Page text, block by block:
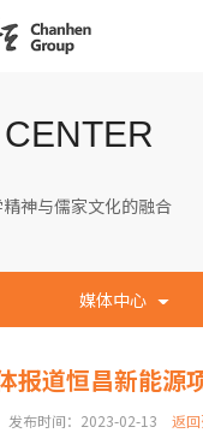
神与儒家文化的融合
媒体中心
报道恒昌新能源
发布时间：2023-02-13 返